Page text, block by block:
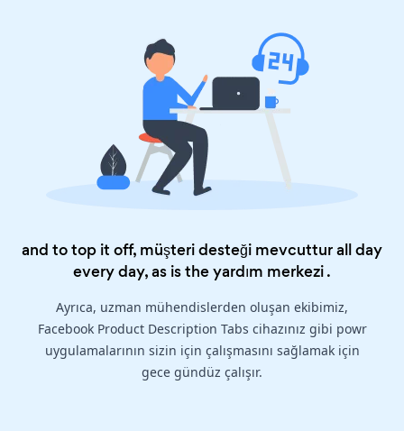
and to top it off, müşteri desteği mevcuttur all day
every day, as is theyardım merkezi.
Ayrıca, uzman mühendislerden oluşan ekibimiz,
Facebook Product Description Tabs cihazınız gibi powr
uygulamalarının sizin için çalışmasını sağlamak için
gece gündüz çalışır.